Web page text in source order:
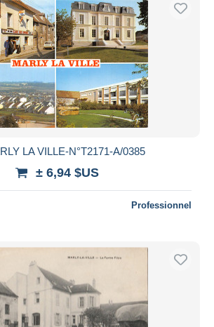
réduction
bancaire
LA VILLE-N°T2171-A/0385
± 6,94 $US
Professionnel